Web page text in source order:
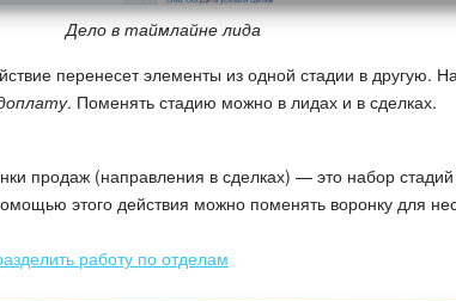
Дело в таймлайне лида
перенесет элементы из одной стадии в другую.
. Поменять стадию можно в лидах и в сделках.
продаж (направления в сделках) — это набор
этого действия можно поменять воронку для
работу по отделам